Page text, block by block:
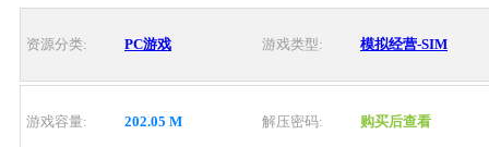
资源分类: PC游戏 游戏类型: 模拟经营-SIM
游戏容量: 202.05 M 解压密码: 购买后查看